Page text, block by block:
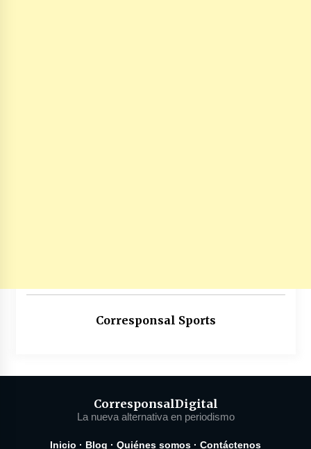
Corresponsal Sports
CorresponsalDigital
La nueva alternativa en periodismo
Inicio · Blog · Quiénes somos · Contáctenos